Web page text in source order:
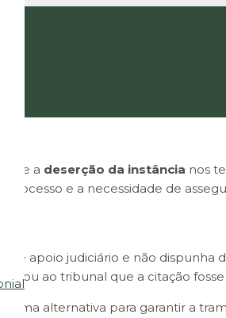
a deserção da instância nos
e a necessidade de
apoio judiciário e não dispunha
ao tribunal que a citação
alternativa para garantir a